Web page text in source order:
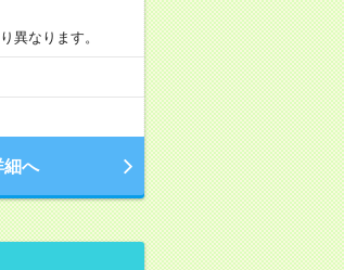
なります。
細へ